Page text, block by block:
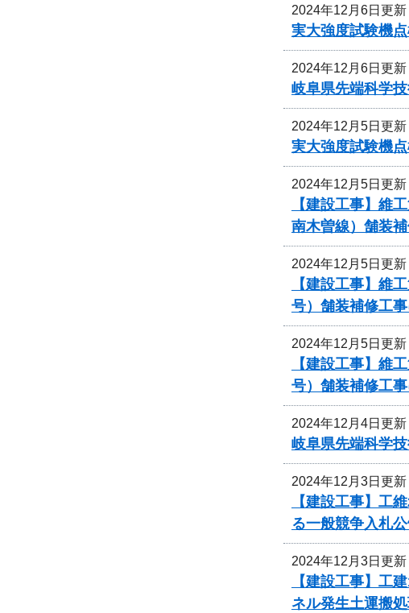
2024年12月6日更新
実大強度試験機
2024年12月6日更新
岐阜県先端科学
2024年12月5日更新
実大強度試験機
2024年12月5日更新
【建設工事】維
南木曽線）舗装
2024年12月5日更新
【建設工事】維
号）舗装補修工
2024年12月5日更新
【建設工事】維
号）舗装補修工
2024年12月4日更新
岐阜県先端科学
2024年12月3日更新
【建設工事】工
る一般競争入札
2024年12月3日更新
【建設工事】工
ネル発生土運搬